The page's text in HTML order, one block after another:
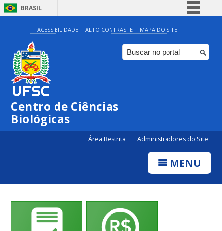
BRASIL
Simplifique!
Comunica BR
Participe
ACESSIBILIDADE ALTO CONTRASTE MAPA DO SITE
Centro de Ciências
Biológicas
Área Restrita Administradores do Site
MENU